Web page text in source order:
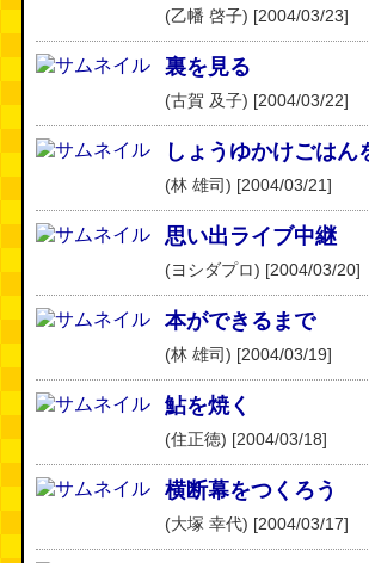
(乙幡 啓子) [2004/03/23]
裏を見る
(古賀 及子) [2004/03/22]
しょうゆかけごはん
(林 雄司) [2004/03/21]
思い出ライブ中継
(ヨシダプロ) [2004/03/20]
本ができるまで
(林 雄司) [2004/03/19]
鮎を焼く
(住正徳) [2004/03/18]
横断幕をつくろう
(大塚 幸代) [2004/03/17]